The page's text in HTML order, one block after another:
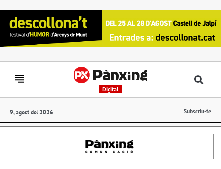
Digital
9, agost del 2026 Subscriu-te